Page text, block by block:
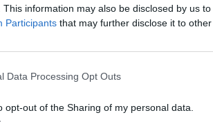
This information may also be disclosed by us
Participants that may further disclose it to other
Data Processing Opt Outs
opt-out of the Sharing of my personal data.
par des patrouilles. Des
(LAPI) seront installées avant les
vignette Crit’Air dans la système
l’infraction si le véhicule n’a pas la